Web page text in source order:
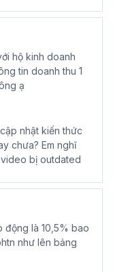
hộ kinh doanh
tin doanh thu 1
ạ
nhật kiến thức
chưa? Em nghĩ
bị outdated
động là 10,5% bao
như lên bảng